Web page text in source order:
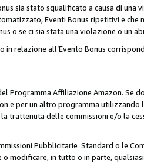
sia stato squalificato a causa di una
Eventi Bonus ripetitivi e che
o se ci sia stata una violazione o un
relazione all’Evento Bonus
Affiliazione Amazon. Se
e per un altro programma utilizzando
trattenuta delle commissioni e/o la
Pubblicitarie Standard o le
modificare, in tutto o in parte,